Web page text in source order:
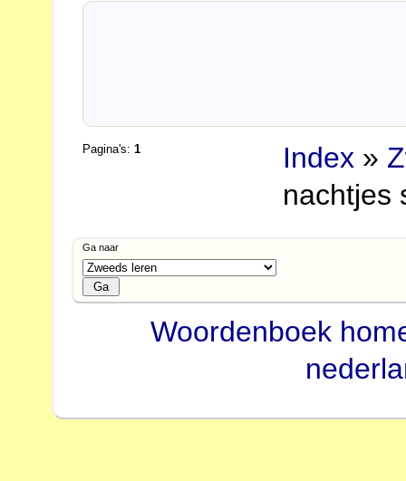
Pagina's:1 Index »
nachtjes
Ga naar
Woordenboek